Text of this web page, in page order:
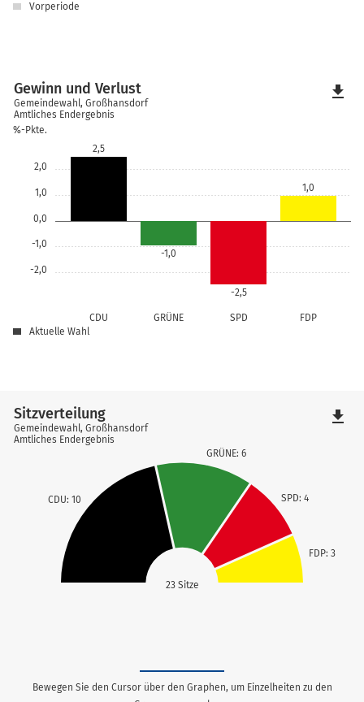
Vorperiode
-2,0
-1,0
0,0
1,0
2,0
%-Pkte.
CDU GRÜNE SPD FDP
2,5
-1,0
-2,5
1,0
Gewinn und Verlust
Gemeindewahl, Großhansdorf
Amtliches Endergebnis
Aktuelle Wahl
file_download
23 Sitze
CDU: 10
GRÜNE: 6
SPD: 4
FDP: 3
Sitzverteilung
Gemeindewahl, Großhansdorf
Amtliches Endergebnis
file_download
Bewegen Sie den Cursor über den Graphen, um Einzelheiten zu den